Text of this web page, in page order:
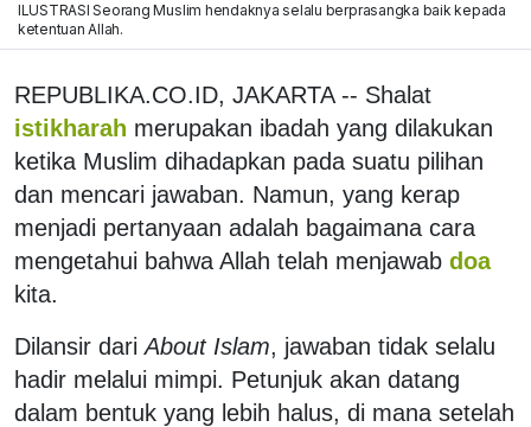
ILUSTRASI Seorang Muslim hendaknya selalu berprasangka baik kepada
ketentuan Allah.
REPUBLIKA.CO.ID, JAKARTA -- Shalat
istikharah merupakan ibadah yang dilakukan
ketika Muslim dihadapkan pada suatu pilihan
dan mencari jawaban. Namun, yang kerap
menjadi pertanyaan adalah bagaimana cara
mengetahui bahwa Allah telah menjawab doa
kita.
Dilansir dariAbout Islam, jawaban tidak selalu
hadir melalui mimpi. Petunjuk akan datang
dalam bentuk yang lebih halus, di mana setelah